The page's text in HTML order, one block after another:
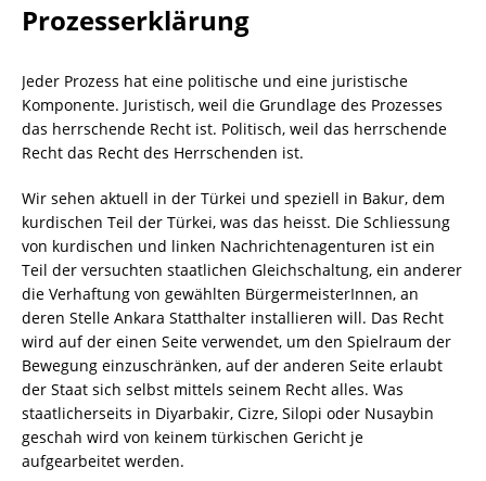
Prozesserklärung
Jeder Prozess hat eine politische und eine juristische
Komponente. Juristisch, weil die Grundlage des Prozesses
das herrschende Recht ist. Politisch, weil das herrschende
Recht das Recht des Herrschenden ist.
Wir sehen aktuell in der Türkei und speziell in Bakur, dem
kurdischen Teil der Türkei, was das heisst. Die Schliessung
von kurdischen und linken Nachrichtenagenturen ist ein
Teil der versuchten staatlichen Gleichschaltung, ein anderer
die Verhaftung von gewählten BürgermeisterInnen, an
deren Stelle Ankara Statthalter installieren will. Das Recht
wird auf der einen Seite verwendet, um den Spielraum der
Bewegung einzuschränken, auf der anderen Seite erlaubt
der Staat sich selbst mittels seinem Recht alles. Was
staatlicherseits in Diyarbakir, Cizre, Silopi oder Nusaybin
geschah wird von keinem türkischen Gericht je
aufgearbeitet werden.